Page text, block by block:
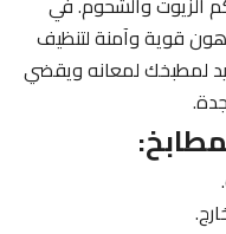
قوية وآمنة لتنظيف
لمطبخك لمعانه ويقضي